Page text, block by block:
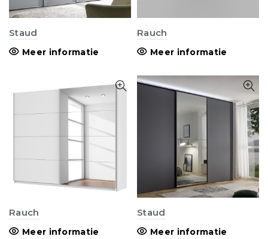
Staud
Meer informatie
Rauch
Meer informatie
Rauch
Meer informatie
Staud
Meer informatie